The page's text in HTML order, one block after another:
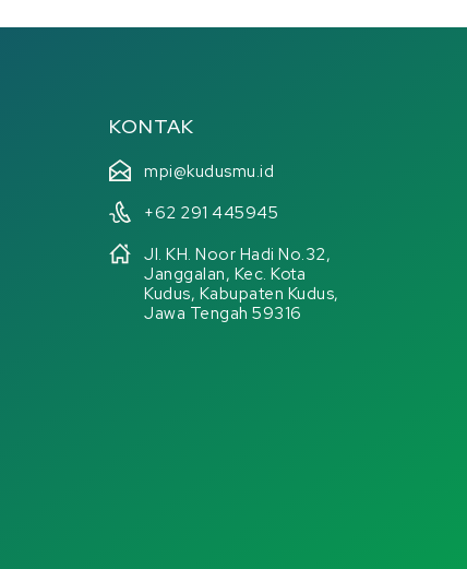
KONTAK
mpi@kudusmu.id
+62 291 445945
Jl. KH. Noor Hadi No.32,
Janggalan, Kec. Kota
Kudus, Kabupaten Kudus,
Jawa Tengah 59316